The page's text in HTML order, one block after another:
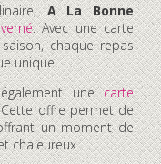
A La Bonne
. Avec une carte
chaque repas
unique.
unecarte
offre permet de
un moment de
chaleureux.